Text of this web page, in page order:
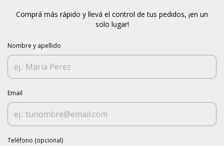
Comprá más rápido y llevá el control de tus pedidos, ¡en un
solo lugar!
Nombre y apellido
Email
Teléfono (opcional)